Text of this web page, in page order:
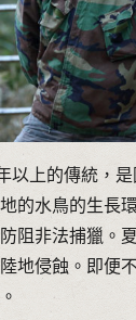
以上的傳統，
的水鳥的生長
阻非法捕獵。
地侵蝕。即便